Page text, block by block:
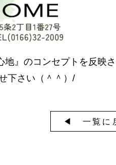
』のコンセプトを反映
下さい（＾＾）/
◀︎ 一覧に